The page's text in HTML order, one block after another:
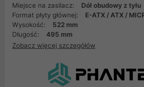
Miejsce na zasilacz:
Dół obudowy z tyłu
Format płyty głównej:
E-ATX / ATX /
Wysokość:
522 mm
Długość:
495 mm
Zobacz więcej szczegółów